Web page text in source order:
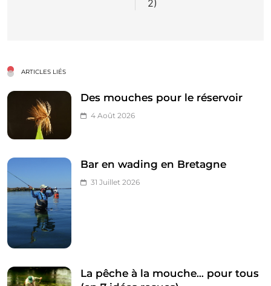
2)
ARTICLES LIÉS
Des mouches pour le réservoir
4 Août 2026
Bar en wading en Bretagne
31 Juillet 2026
La pêche à la mouche… pour tous